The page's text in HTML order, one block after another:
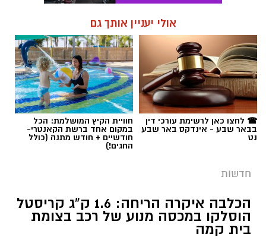
אולי יעניין אותך גם
☎ לחצו כאן לרשימת עורכי דין
בבאר שבע - אינדקס באר שבע
נט
חוויית הקיץ המושלמת: הכל
במקום אחד ברשת הקאנטרי-
חודשיים + חודש מתנה (כולל
החגים!)
חדשות
הכלבה איקרה הריחה: 1.6 ק"ג קריסטל
הוסלקו במכסה מנוע של רכב בצומת
בית קמה